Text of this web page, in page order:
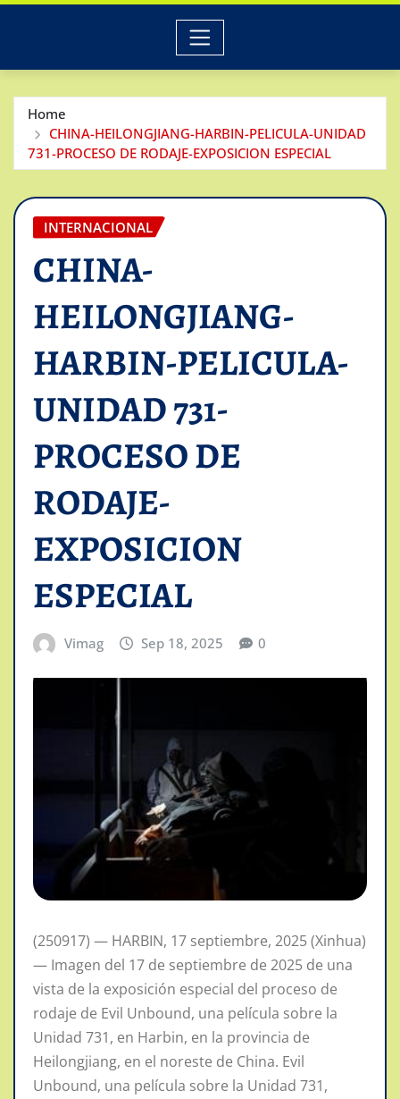
Home
CHINA-HEILONGJIANG-HARBIN-PELICULA-UNIDAD
731-PROCESO DE RODAJE-EXPOSICION ESPECIAL
INTERNACIONAL
CHINA-
HEILONGJIANG-
HARBIN-PELICULA-
UNIDAD 731-
PROCESO DE
RODAJE-
EXPOSICION
ESPECIAL
Vimag Sep 18, 2025 0
(250917) — HARBIN, 17 septiembre, 2025 (Xinhua)
— Imagen del 17 de septiembre de 2025 de una
vista de la exposición especial del proceso de
rodaje de Evil Unbound, una película sobre la
Unidad 731, en Harbin, en la provincia de
Heilongjiang, en el noreste de China. Evil
Unbound, una película sobre la Unidad 731,